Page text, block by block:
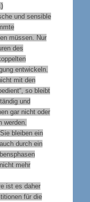
und sensible
müssen. Nur
des
entwickeln.
mit den
so bleibt
und
gar nicht oder
werden.
Sie bleiben ein
durch ein
mehr
ist es daher
für die